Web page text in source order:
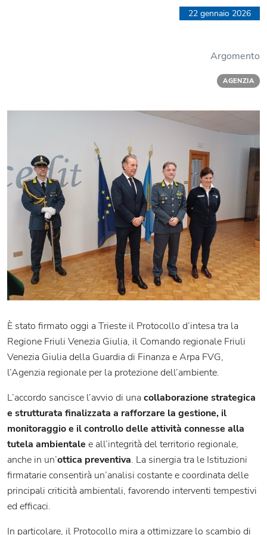
22 gennaio 2026
Argomento
AGENZIA
È stato firmato oggi a Trieste il Protocollo d’intesa tra la
Regione Friuli Venezia Giulia, il Comando regionale Friuli
Venezia Giulia della Guardia di Finanza e Arpa FVG,
l’Agenzia regionale per la protezione dell’ambiente.
L’accordo sancisce l’avvio di una collaborazione strategica
e strutturata finalizzata a rafforzare la gestione, il
monitoraggio e il controllo delle attività connesse alla
tutela ambientale e all’integrità del territorio regionale,
anche in un’ottica preventiva. La sinergia tra le Istituzioni
firmatarie consentirà un’analisi costante e coordinata delle
principali criticità ambientali, favorendo interventi tempestivi
ed efficaci.
In particolare, il Protocollo mira a ottimizzare lo scambio di